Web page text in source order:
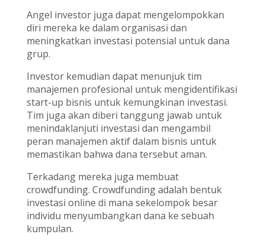
Angel investor juga dapat mengelompokkan
diri mereka ke dalam organisasi dan
meningkatkan investasi potensial untuk dana
grup.
Investor kemudian dapat menunjuk tim
manajemen profesional untuk mengidentifikasi
start-up bisnis untuk kemungkinan investasi.
Tim juga akan diberi tanggung jawab untuk
menindaklanjuti investasi dan mengambil
peran manajemen aktif dalam bisnis untuk
memastikan bahwa dana tersebut aman.
Terkadang mereka juga membuat
crowdfunding. Crowdfunding adalah bentuk
investasi online di mana sekelompok besar
individu menyumbangkan dana ke sebuah
kumpulan.